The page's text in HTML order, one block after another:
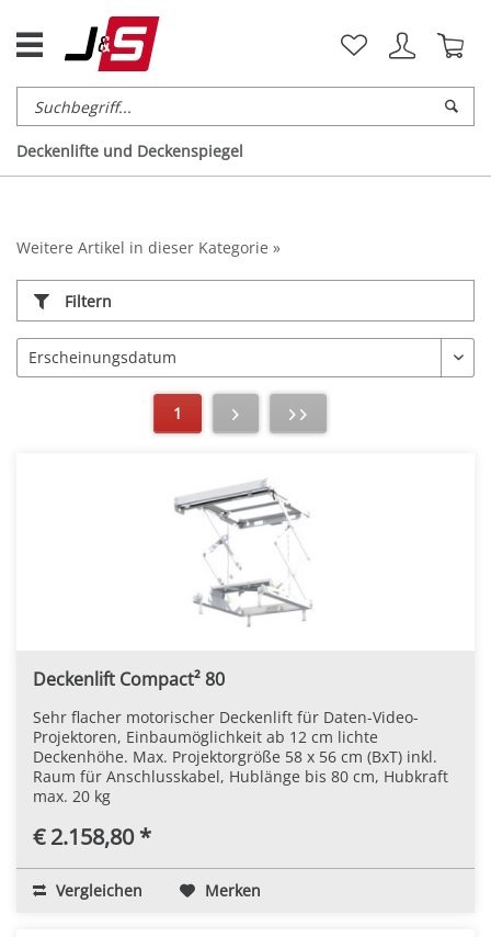
Deckenlifte und Deckenspiegel
Weitere Artikel in dieser Kategorie »
Filtern
1
Deckenlift Compact² 80
Sehr flacher motorischer Deckenlift für Daten-Video-
Projektoren, Einbaumöglichkeit ab 12 cm lichte
Deckenhöhe. Max. Projektorgröße 58 x 56 cm (BxT) inkl.
Raum für Anschlusskabel, Hublänge bis 80 cm, Hubkraft
max. 20 kg
€ 2.158,80 *
Vergleichen Merken